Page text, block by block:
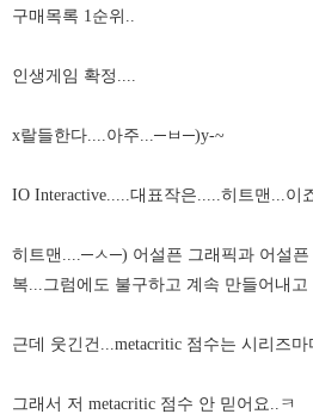
구매목록 1순위..
인생게임 확정....
x랄들한다....아주...─ㅂ ─)y-~
IO Interactive.....대표작은.....히트맨...이
히트맨....─ㅅ─) 어설픈 그래픽과 어설
복...그럼에도 불구하고 계속 만들어내
근데 웃긴건...metacritic 점수는 시리즈
그래서 저 metacritic 점수 안 믿어요..ㅋ